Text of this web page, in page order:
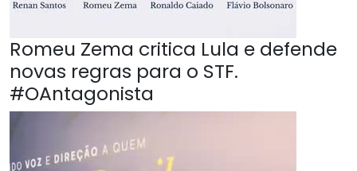
Romeu Zema critica Lula e defende
novas regras para o STF.
#OAntagonista